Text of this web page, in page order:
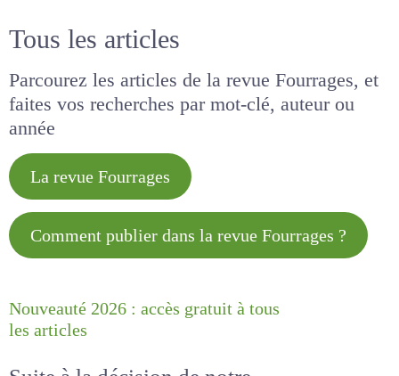
Tous les articles
Parcourez les articles de la revue Fourrages, et
faites vos recherches par mot-clé, auteur ou
année
La revue Fourrages
Comment publier dans la revue
Nouveauté 2026 : accès gratuit à